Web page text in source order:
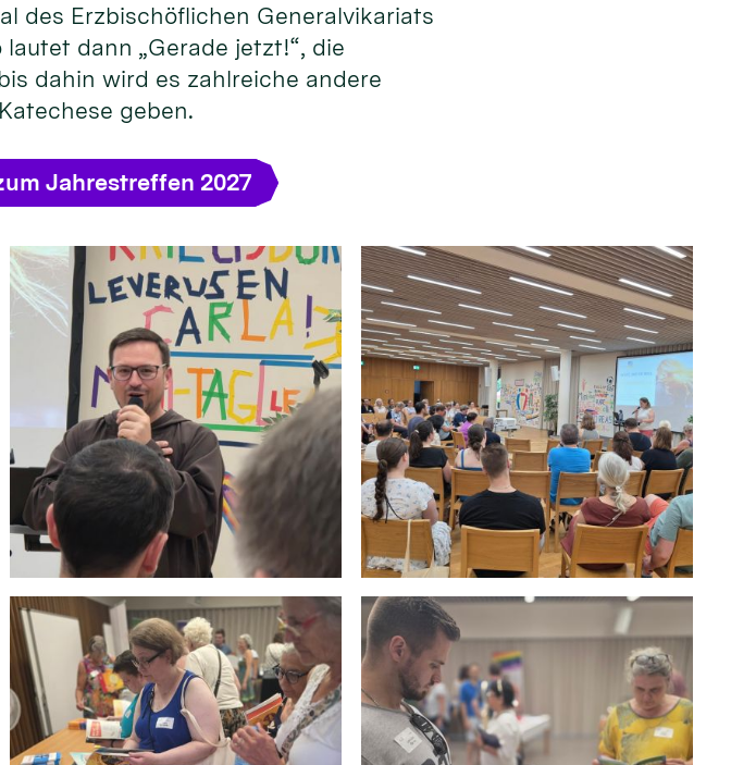
des Erzbischöflichen Generalvikariats
dann „Gerade jetzt!“, die
dahin wird es zahlreiche andere
geben.
Jahrestreffen 2027